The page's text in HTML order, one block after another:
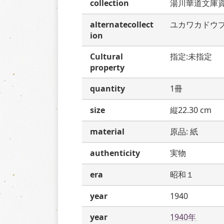
collection
湯川華道文庫
alternatecollect
ion
ユカワカドウ
Cultural
property
指定:未指定
quantity
1冊
size
縦22.30 cm
material
原品: 紙
authenticity
実物
era
昭和１
year
1940
year
1940年